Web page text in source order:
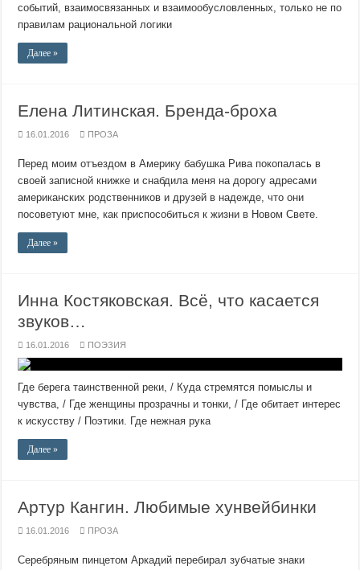
событий, взаимосвязанных и взаимообусловленных, только не по
правилам рациональной логики
Далее »
Елена Литинская. Бренда-броха
16.01.2016 ПРОЗА
Перед моим отъездом в Америку бабушка Рива покопалась в
своей записной книжке и снабдила меня на дорогу адресами
американских родственников и друзей в надежде, что они
посоветуют мне, как приспособиться к жизни в Новом Свете.
Далее »
Инна Костяковская. Всё, что касается
звуков…
16.01.2016 ПОЭЗИЯ
Где берега таинственной реки, / Куда стремятся помыслы и
чувства, / Где женщины прозрачны и тонки, / Где обитает интерес
к искусству / Поэтики. Где нежная рука
Далее »
Артур Кангин. Любимые хунвейбинки
16.01.2016 ПРОЗА
Серебряным пинцетом Аркадий перебирал зубчатые знаки